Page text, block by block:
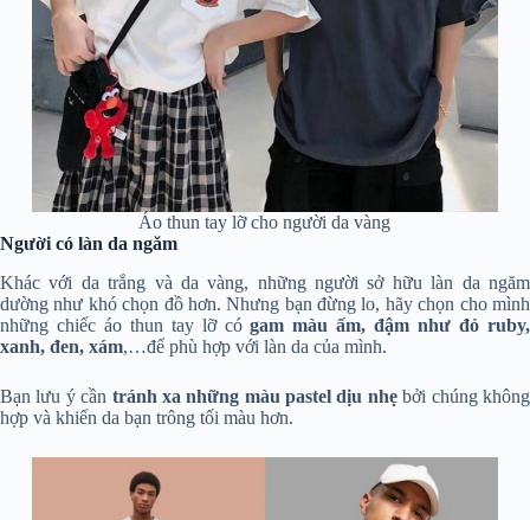
Áo thun tay lỡ cho người da vàng
Người có làn da ngăm
Khác với da trắng và da vàng, những người sở hữu làn da ngăm
dường như khó chọn đồ hơn. Nhưng bạn đừng lo, hãy chọn cho mình
những chiếc áo thun tay lỡ cógam màu ấm, đậm như đỏ ruby,
xanh, đen, xám,…để phù hợp với làn da của mình.
Bạn lưu ý cần tránh xa những màu pastel dịu nhẹbởi chúng không
hợp và khiến da bạn trông tối màu hơn.